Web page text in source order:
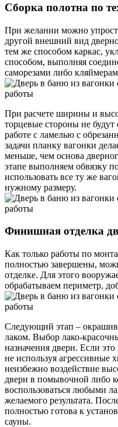
Сборка полотна по
При желании можно
другой внешний вид
тем же способом каркас,
способом, выполняя
саморезами либо
При расчете ширины и
торцевые стороны не
работе с ламелью с
задачи планку вагонки
меньше, чем основа
этапе выполняем обвязку
использовать все ту же
нужному размеру.
Финишная отделка
Как только работы по
полностью завершены,
отделке. Для этого
обрабатываем периметр,
Следующий этап –
лаком. Выбор лако-
назначения двери. Если это
не используя агрессивные
неизбежно воздействие
двери в помывочной либо
воспользоваться любыми
желаемого результата.
полностью готова к
сауны.